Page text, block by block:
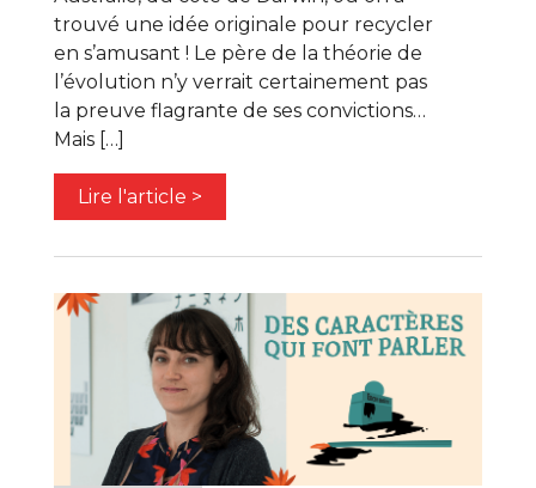
trouvé une idée originale pour recycler
en s’amusant ! Le père de la théorie de
l’évolution n’y verrait certainement pas
la preuve flagrante de ses convictions…
Mais […]
Lire l'article >